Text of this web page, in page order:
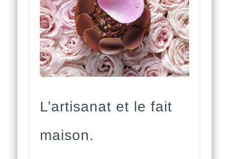
L’artisanat et le fait
maison.